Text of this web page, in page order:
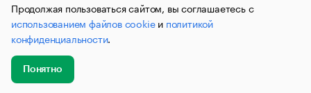
связи, информационных технологий и массовых
коммуникаций (Роскомнадзор) 09.12.2015 за номером ИА
№ФС77-63848) сопровождаются пометкой «РБК». Отдельные
публикации могут содержать информацию,
не предназначенную для пользователей
до 18 лет.
Продолжая пользоваться сайтом, вы соглашаетесь с
использованием файлов cookieи политикой
конфиденциальности.
Понятно